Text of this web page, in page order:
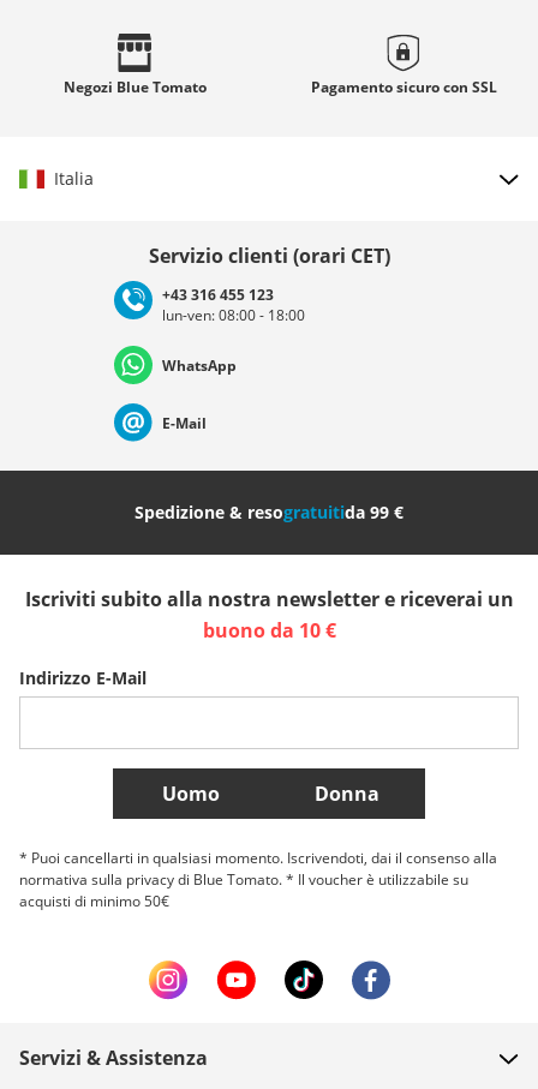
Negozi Blue Tomato Pagamento sicuro con SSL
Italia
Deutschland Österreich
Nederland Italia (Italiano) Italien (Deutsch)
Slovenija
Belgique (Français) Danmark Norge
Più Paesi
Servizio clienti (orari CET)
+43 316 455 123
lun-ven: 08:00 - 18:00
WhatsApp
E-Mail
Spedizione & resogratuitida 99 €
Iscriviti subito alla nostra newsletter e riceverai un
buono da 10 €
Indirizzo E-Mail
Uomo Donna
* Puoi cancellarti in qualsiasi momento. Iscrivendoti, dai il consenso alla
normativa sulla privacy di Blue Tomato. * Il voucher è utilizzabile su
acquisti di minimo 50€
Servizi & Assistenza